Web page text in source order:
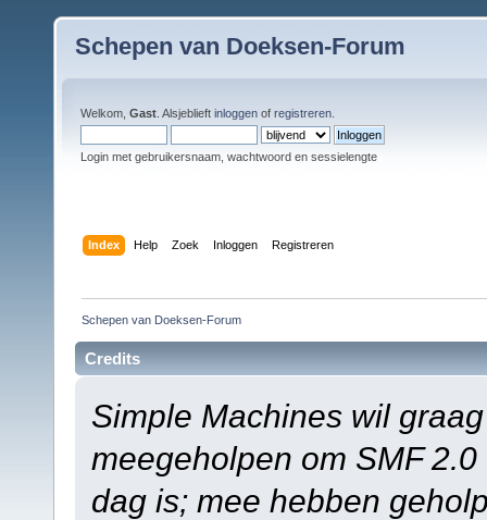
Schepen van Doeksen-Forum
Welkom, Gast . Alsjeblieft inloggen of registreren
Login met gebruikersnaam, wachtwoord en sessielengte
Index Help Zoek Inloggen Registreren
Schepen van Doeksen-Forum
Credits
Simple Machines wil
meegeholpen om SMF
dag is; mee hebben